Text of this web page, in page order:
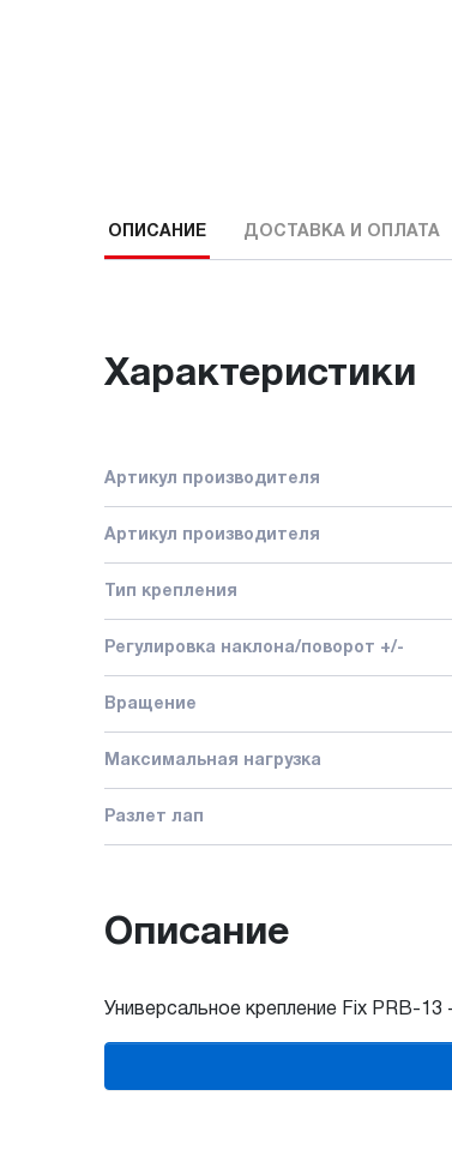
ОПИСАНИЕ ДОСТАВКА И ОПЛАТА
Характеристики
Артикул производителя
Артикул производителя
Тип крепления
Регулировка наклона/поворот +/-
Вращение
Максимальная нагрузка
Разлет лап
Описание
Универсальное крепление Fix PRB-